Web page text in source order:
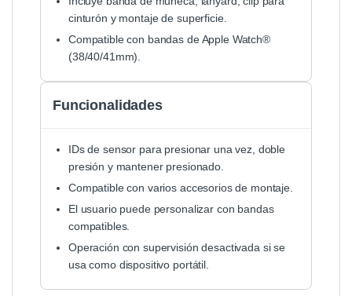
cinturón y montaje de superficie.
Compatible con bandas de Apple Watch®
(38/40/41mm).
Funcionalidades
IDs de sensor para presionar una vez, doble
presión y mantener presionado.
Compatible con varios accesorios de montaje.
El usuario puede personalizar con bandas
compatibles.
Operación con supervisión desactivada si se
usa como dispositivo portátil.